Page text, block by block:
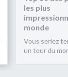
hors-sol
Rapide à
piscine
hors-sol